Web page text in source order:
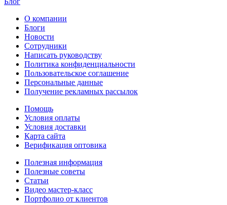
О компании
Блоги
Новости
Сотрудники
Написать руководству
Политика конфиденциальности
Пользовательское соглашение
Персональные данные
Получение рекламных рассылок
Помощь
Условия оплаты
Условия доставки
Карта сайта
Верификация оптовика
Полезная информация
Полезные советы
Статьи
Видео мастер-класс
Портфолио от клиентов